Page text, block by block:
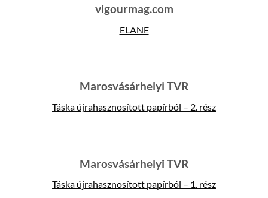
vigourmag.com
ELANE
Marosvásárhelyi TVR
Táska újrahasznosított papírból – 2. rész
Marosvásárhelyi TVR
Táska újrahasznosított papírból – 1. rész